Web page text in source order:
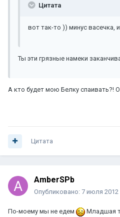
Цитата
вот так-то )) минус васечка,
Ты эти грязные намеки
А кто будет мою Белку спаивать?!
Цитата
AmberSPb
Опубликовано: 7 июля 2012
По-моему мы не едем
Младшая